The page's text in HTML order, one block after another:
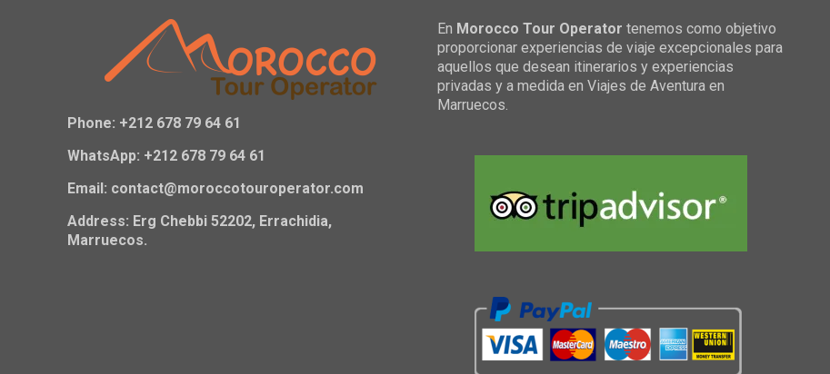
Phone: +212 678 79 64 61
WhatsApp: +212 678 79 64 61
Email: contact@moroccotouroperator.com
Address: Erg Chebbi 52202, Errachidia,
Marruecos.
En Morocco Tour Operator tenemos como objetivo
proporcionar experiencias de viaje excepcionales para
aquellos que desean itinerarios y experiencias
privadas y a medida en Viajes de Aventura en
Marruecos.